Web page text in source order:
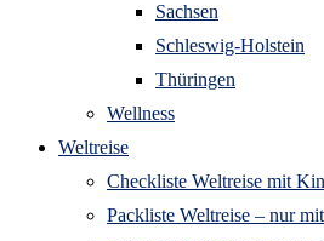
Sachsen
Schleswig-Holstein
Thüringen
Wellness
Weltreise
Checkliste Weltreise mit
Packliste Weltreise – nur